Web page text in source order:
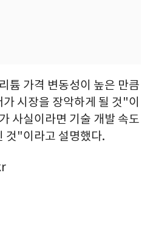
튬 가격 변동성이 높은 만큼
시장을 장악하게 될 것"이
사실이라면 기술 개발 속도
것"이라고 설명했다.